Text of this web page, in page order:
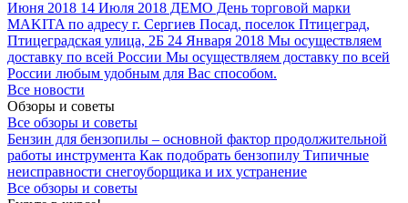
Июня 2018 14 Июля 2018 ДЕМО День торговой марки
MAKITA по адресу г. Сергиев Посад, поселок Птицеград,
Птицеградская улица, 2Б 24 Января 2018 Мы осуществляем
доставку по всей России Мы осуществляем доставку по всей
России любым удобным для Вас способом.
Все новости
Обзоры и советы
Все обзоры и советы
Бензин для бензопилы – основной фактор продолжительной
работы инструмента Как подобрать бензопилу Типичные
неисправности снегоуборщика и их устранение
Все обзоры и советы